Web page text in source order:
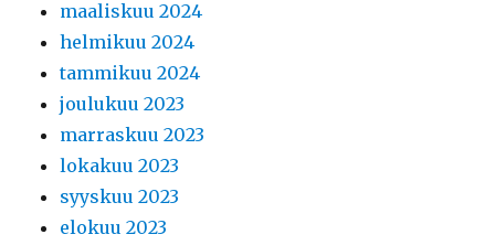
maaliskuu 2024
helmikuu 2024
tammikuu 2024
joulukuu 2023
marraskuu 2023
lokakuu 2023
syyskuu 2023
elokuu 2023